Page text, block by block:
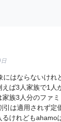
日
にはならないけれ
えば3人家族で1人
族3人分のファミ
引は適用されず定
るけれどもahamo